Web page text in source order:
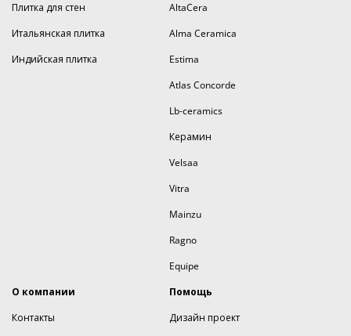
Плитка для стен
Итальянская плитка
Индийская плитка
AltaCera
Alma Ceramica
Estima
Atlas Concorde
Lb-ceramics
Керамин
Velsaa
Vitra
Mainzu
Ragno
Equipe
О компании
Контакты
Помощь
Дизайн проект